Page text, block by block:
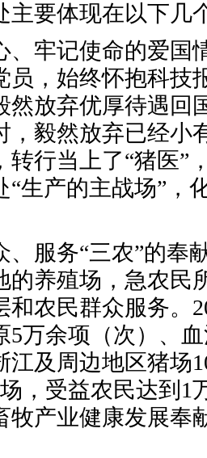
主要体现在以下几
牢记使命的爱国
员，始终怀抱科技
然放弃优厚待遇回
，毅然放弃已经小
转行当上了“猪医”
“生产的主战场”，
服务“三农”的奉
的养殖场，急农民
和农民群众服务。
5万余项（次）、
江及周边地区猪场
，受益农民达到1
牧产业健康发展奉